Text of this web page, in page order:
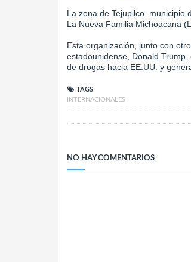
La zona de Tejupilco, municipio
La Nueva Familia Michoacana
Esta organización, junto con
estadounidense, Donald
de drogas hacia EE.UU. y
TAGS
INTERNACIONALES
NO HAY COMENTARIOS